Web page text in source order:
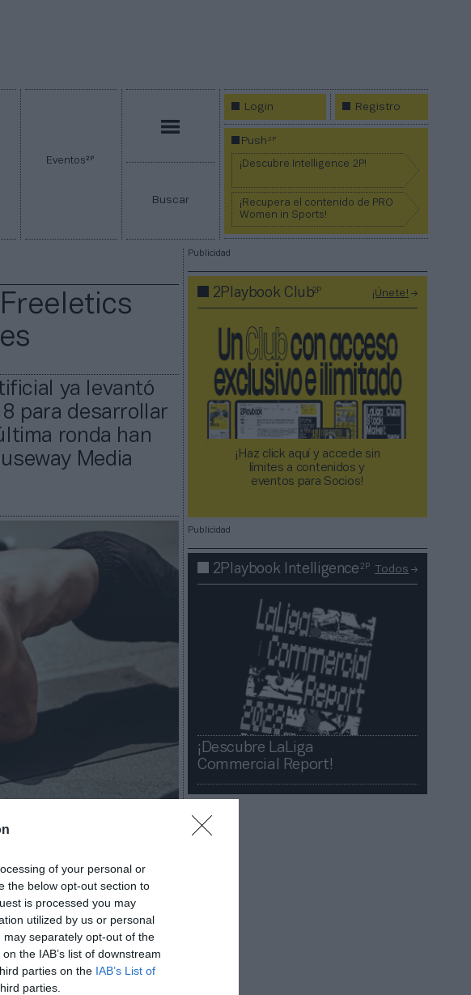
of your personal or
the below opt-out section to
is processed you may
utilized by us or personal
separately opt-out of the
the IAB’s list of downstream
parties on the IAB’s List of
parties.
Eventos2P
Buscar
Login Registro
Push2P
¡Descubre Intelligence 2P!
¡Recupera el contenido de PRO
Women in Sports!
ya levantó
para desarrollar
ronda han
Media
Me gusta
de
(21,4 millones de
Causeway Media
años después de que
Publicidad
2Playbook Club2P ¡Únete!
¡Haz click aquí y accede sin
límites a contenidos y
eventos para Socios!​​​​​​​
Publicidad
2Playbook Intelligence2P Todos
¡Descubre LaLiga
Commercial Report!​​